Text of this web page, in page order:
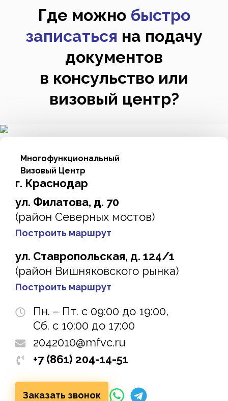
Где можно быстро
записаться на подачу
документов
в консульство или
визовый центр?
Многофункциональный
Визовый Центр
г. Краснодар
ул. Филатова, д. 70
(район Северных мостов)
Построить маршрут
ул. Ставропольская, д. 124/1
(район Вишняковского рынка)
Построить маршрут
Пн. – Пт. с 09:00 до 19:00,
Сб. с 10:00 до 17:00
2042010@mfvc.ru
+7 (861) 204-14-51
Заказать звонок